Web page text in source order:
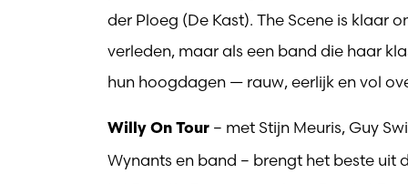
der Ploeg (De Kast). The Scene is klaar
verleden, maar als een band die haar
hun hoogdagen — rauw, eerlijk en vol
Willy On Tour – met Stijn Meuris, Guy
Wynants en band – brengt het beste uit